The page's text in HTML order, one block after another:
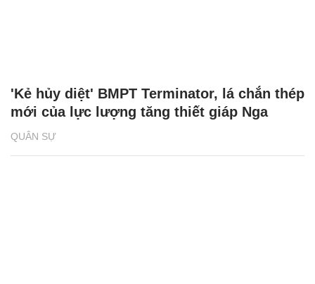
QUÂN SỰ
'Kẻ hủy diệt' BMPT Terminator, lá chắn thép
mới của lực lượng tăng thiết giáp Nga